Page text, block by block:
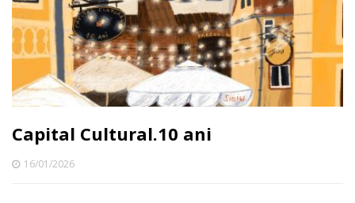
Capital Cultural.10 ani
16/01/2026